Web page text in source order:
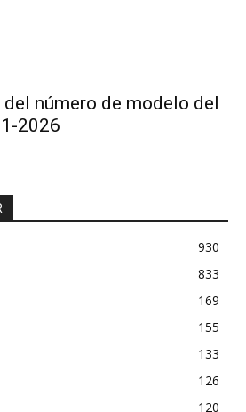
número de modelo del
2026
930
833
169
155
133
126
120